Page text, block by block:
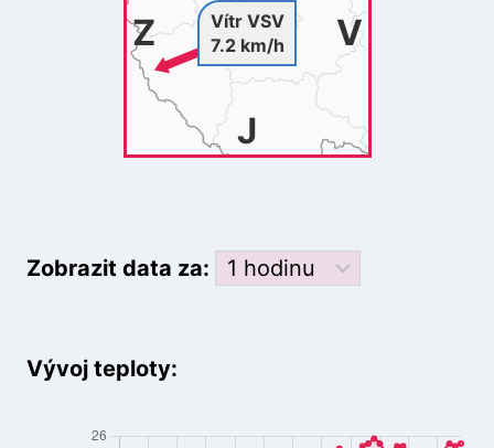
J
Z V
Vítr VSV
7.2 km/h
Zobrazit data za:
Vývoj teploty: